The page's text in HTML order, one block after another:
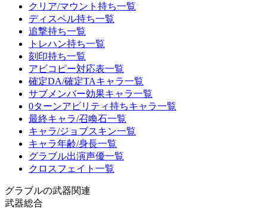
クリア/マウント持ち一覧
ディスペル持ち一覧
追撃持ち一覧
トレハン持ち一覧
刻印持ち一覧
アビコピー対応表一覧
確定DA/確定TAキャラ一覧
サブメンバー効果キャラ一覧
0ターンアビリティ持ちキャラ一覧
最終キャラ/召喚石一覧
キャラ/ジョブスキン一覧
キャラ年齢/身長一覧
グラブル出演声優一覧
クロスフェイト一覧
グラブルの武器関連
武器総合